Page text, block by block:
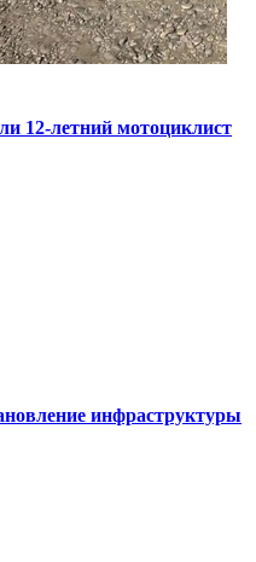
12-летний мотоциклист
инфраструктуры